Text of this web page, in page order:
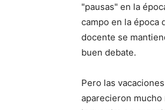
"pausas" en la
campo en la época
docente se
buen debate.
Pero las
aparecieron mucho